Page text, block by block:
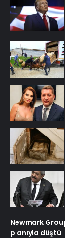
Newmark
planıyla düştü